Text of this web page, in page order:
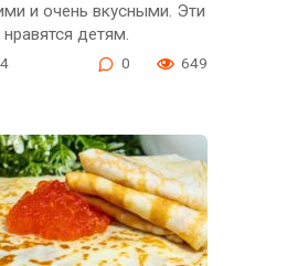
и очень вкусными. Эти
детям.
4 0 649